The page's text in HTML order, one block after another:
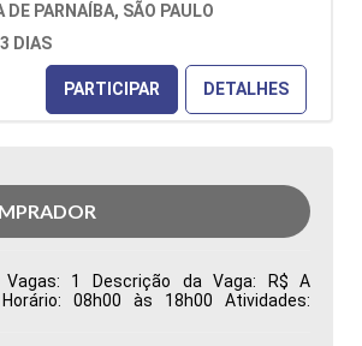
DE PARNAÍBA, SÃO PAULO
DIAS
PARTICIPAR DETALHES
Vagas: 1 Descrição da Vaga: R$ A
08h00 às 18h00 Atividades: